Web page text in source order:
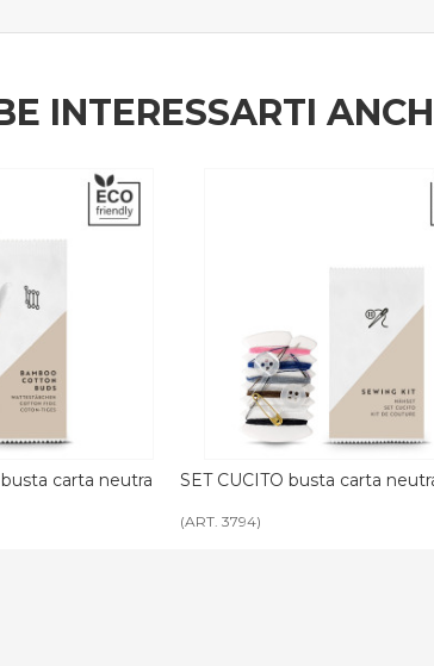
INTERESSARTI
carta neutra paper
LUCIDASCARPE BIO
(ART. 3793)